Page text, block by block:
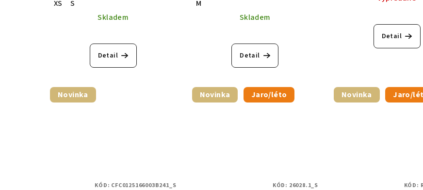
XS
S
Skladem
Detail
M
Skladem
Detail
Detail
Novinka
KÓD: CFC0125166003B241_S
Novinka Jaro/léto
KÓD: 26028.1_S
Novinka Jaro/
KÓD: